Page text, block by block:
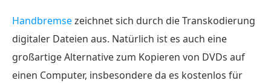
Handbremsezeichnet sich durch die Transkodierung
digitaler Dateien aus. Natürlich ist es auch eine
großartige Alternative zum Kopieren von DVDs auf
einen Computer, insbesondere da es kostenlos für